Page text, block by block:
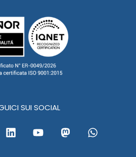
SUI SOCIAL
L
i
Y
o
M
a
W
h